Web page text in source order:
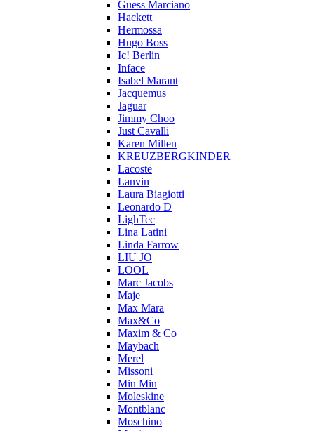
Guess Marciano
Hackett
Hermossa
Hugo Boss
Ic! Berlin
Inface
Isabel Marant
Jacquemus
Jaguar
Jimmy Choo
Just Cavalli
Karen Millen
KREUZBERGKINDER
Lacoste
Lanvin
Laura Biagiotti
Leonardo D
LighTec
Lina Latini
Linda Farrow
LIU JO
LOOL
Marc Jacobs
Maje
Max Mara
Max&Co
Maxim & Co
Maybach
Merel
Missoni
Miu Miu
Moleskine
Montblanc
Moschino